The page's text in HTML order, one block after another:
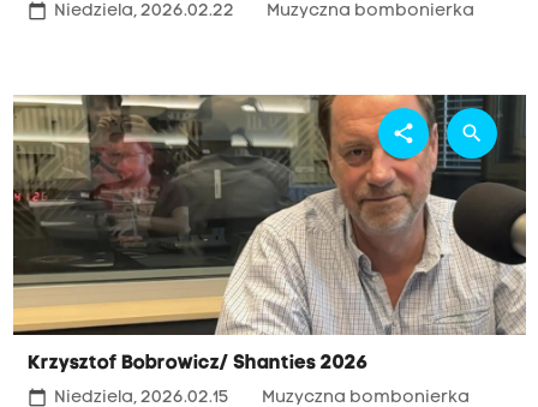
calendar_today Niedziela, 2026.02.22 Muzyczna bombonierka
Krzysztof Bobrowicz/ Shanties 2026
calendar_today Niedziela, 2026.02.15 Muzyczna bombonierka
share search